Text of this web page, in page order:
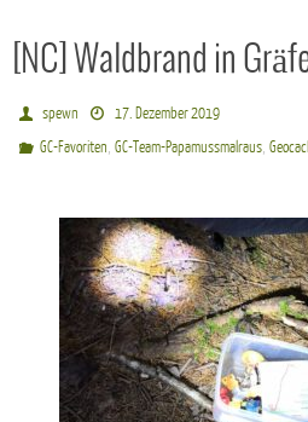
[NC] Waldbrand in
spewn
17. Dezember 2019
GC-Favoriten,GC-Team-Papamussmalraus,